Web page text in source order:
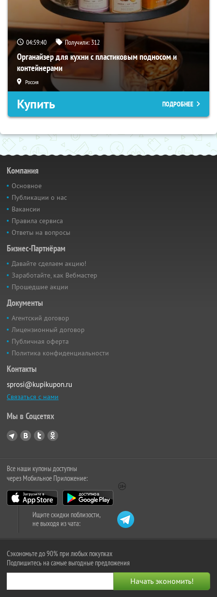
04:59:39 Получили: 312
Органайзер для кухни с пластиковым подносом и
контейнерами
Россия
Купить ПОДРОБНЕЕ
Компания
Основное
Публикации о нас
Вакансии
Правила сервиса
Ответы на вопросы
Бизнес-Партнёрам
Давайте сделаем акцию!
Заработайте, как Вебмастер
Прошедшие акции
Документы
Агентский договор
Лицензионный договор
Публичная оферта
Политика конфиденциальности
Контакты
sprosi@kupikupon.ru
Связаться с нами
Мы в Соцсетях
Все наши купоны доступны
через Мобильное Приложение:
Ищите скидки поблизости,
не выходя из чата:
Сэкономьте до 90% при любых покупках
Подпишитесь на самые выгодные предложения